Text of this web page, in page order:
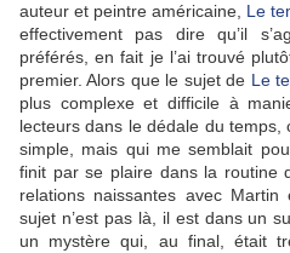
auteur et peintre américaine, Le
effectivement pas dire qu’il
préférés, en fait je l’ai trouvé
premier. Alors que le sujet de Le
plus complexe et difficile à
lecteurs dans le dédale du
simple, mais qui me semblait
finit par se plaire dans la routine
relations naissantes avec
sujet n’est pas là, il est dans un
un mystère qui, au final, était